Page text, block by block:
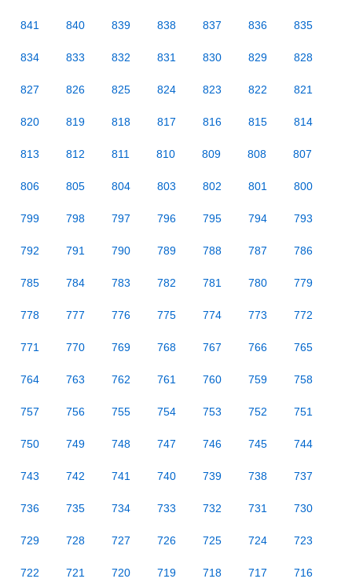
841 840 839 838 837 836 835
834 833 832 831 830 829 828
827 826 825 824 823 822 821
820 819 818 817 816 815 814
813 812 811 810 809 808 807
806 805 804 803 802 801 800
799 798 797 796 795 794 793
792 791 790 789 788 787 786
785 784 783 782 781 780 779
778 777 776 775 774 773 772
771 770 769 768 767 766 765
764 763 762 761 760 759 758
757 756 755 754 753 752 751
750 749 748 747 746 745 744
743 742 741 740 739 738 737
736 735 734 733 732 731 730
729 728 727 726 725 724 723
722 721 720 719 718 717 716